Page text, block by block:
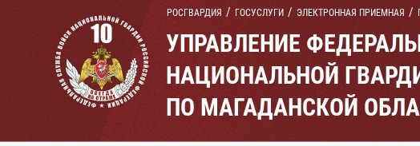
РОСГВАРДИЯ ГОСУСЛУГИ ЭЛЕКТРОННАЯ ПРИЕМНАЯ
УПРАВЛЕНИЕ
НАЦИОНАЛЬНОЙ
ПО МАГАДАНСКОЙ